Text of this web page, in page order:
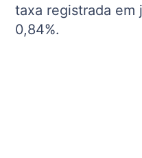
taxa registrada em
0,84%.